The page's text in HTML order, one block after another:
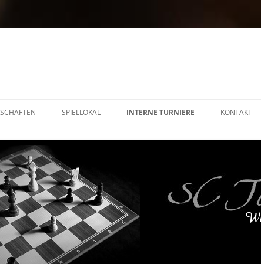
SPIELLOKAL INTERNE TURNIERE
SCHNELLSCHACH 2014/2015
BLITZ 2014/2015
KONTAKT